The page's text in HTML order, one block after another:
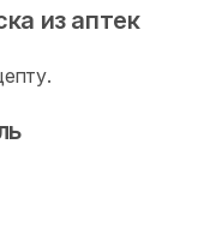
из аптек